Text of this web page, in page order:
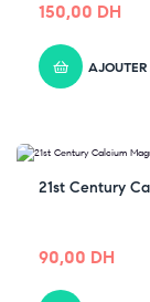
150,00 DH
AJOUTER
21st Century
90,00 DH